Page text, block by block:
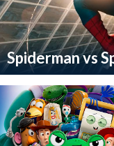
Spiderman vs